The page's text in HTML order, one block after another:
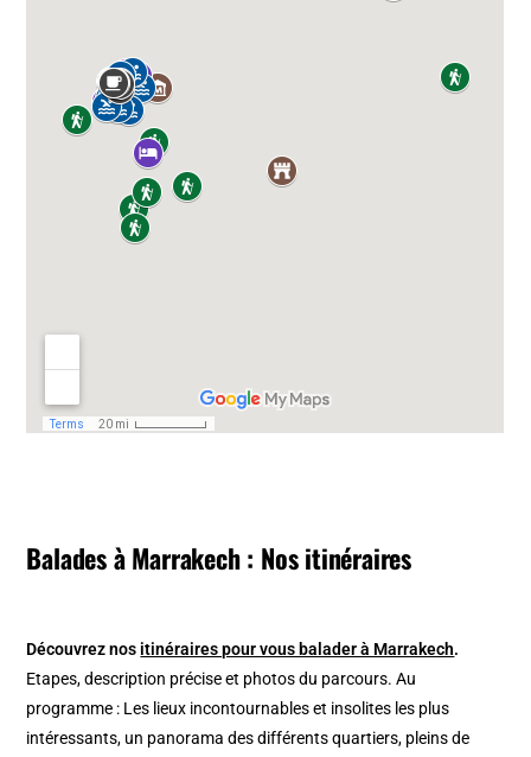
Balades à Marrakech : Nos itinéraires
Découvrez nos itinéraires pour vous balader à Marrakech.
Etapes, description précise et photos du parcours. Au
programme : Les lieux incontournables et insolites les plus
intéressants, un panorama des différents quartiers, pleins de